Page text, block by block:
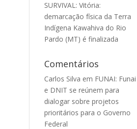
SURVIVAL: Vitória:
demarcação física da Terra
Indígena Kawahiva do Rio
Pardo (MT) é finalizada
Comentários
Carlos Silva em FUNAI: Funai
e DNIT se reúnem para
dialogar sobre projetos
prioritários para o Governo
Federal